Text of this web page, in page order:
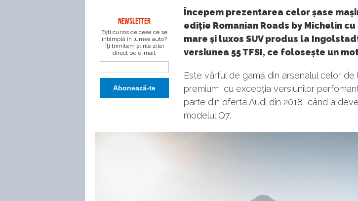
NEWSLETTER
Eşti curios de ceea ce se
întâmplă în lumea auto?
Îţi trimitem ştirile zilei
direct pe e-mail.
Începem prezentarea celor șase
ediție Romanian Roads by Michelin cu
mare și luxos SUV produs la
versiunea 55 TFSI, ce folosește un
Este vârful de gamă din arsenalul celor de
premium, cu excepția versiunilor
parte din oferta Audi din 2018, când a
modelul Q7.